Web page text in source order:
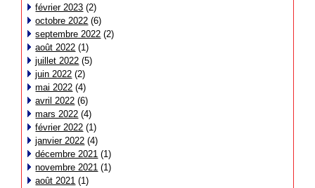
février 2023 (2)
octobre 2022 (6)
septembre 2022 (2)
août 2022 (1)
juillet 2022 (5)
juin 2022 (2)
mai 2022 (4)
avril 2022 (6)
mars 2022 (4)
février 2022 (1)
janvier 2022 (4)
décembre 2021 (1)
novembre 2021 (1)
août 2021 (1)